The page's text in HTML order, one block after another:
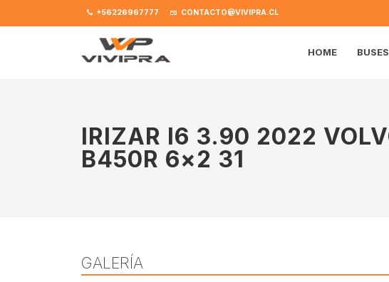
+56226967777 CONTACTO@VIVIPRA.CL
HOME
IRIZAR I6 3.90 2022
B450R 6×2 31
GALERÍA